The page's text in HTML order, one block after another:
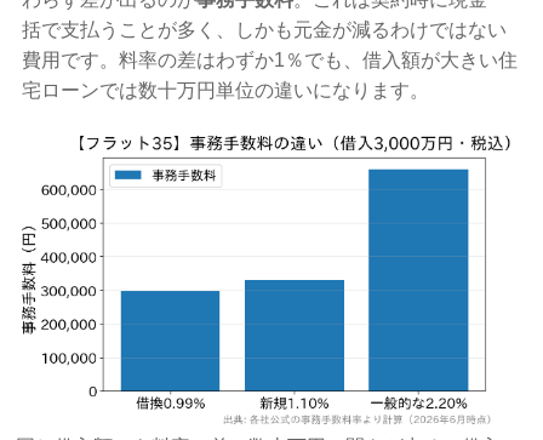
括で支払うことが多く、しかも元金が減るわけではない
費用です。料率の差はわずか1％でも、借入額が大きい住
宅ローンでは数十万円単位の違いになります。